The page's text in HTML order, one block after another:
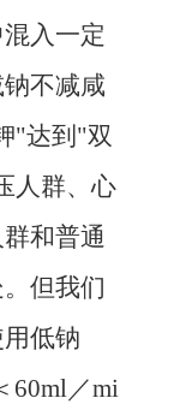
入一定
不减咸
"达到"双
人群、心
和普通
但我们
低钠
60ml／mi